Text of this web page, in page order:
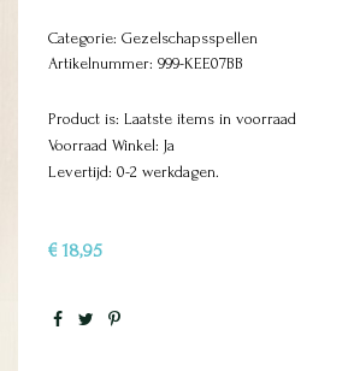
Categorie: Gezelschapsspellen
Artikelnummer: 999-KEE07BB
Product is: Laatste items in voorraad
Voorraad Winkel: Ja
Levertijd: 0-2 werkdagen.
€ 18,95